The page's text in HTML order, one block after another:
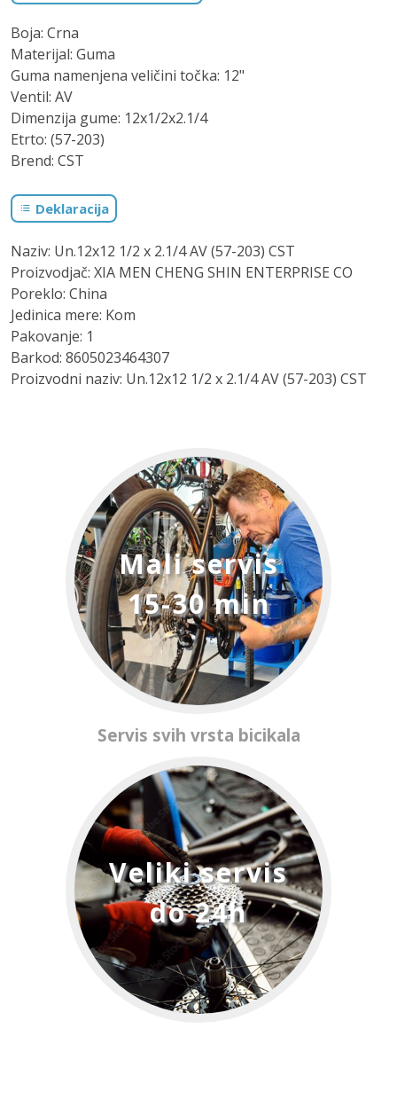
Boja: Crna
Materijal: Guma
Guma namenjena veličini točka: 12"
Ventil: AV
Dimenzija gume: 12x1/2x2.1/4
Etrto: (57-203)
Brend: CST
Deklaracija
Naziv: Un.12x12 1/2 x 2.1/4 AV (57-203) CST
Proizvodjač: XIA MEN CHENG SHIN ENTERPRISE CO
Poreklo: China
Jedinica mere: Kom
Pakovanje: 1
Barkod: 8605023464307
Proizvodni naziv: Un.12x12 1/2 x 2.1/4 AV (57-203) CST
Mali servis
15-30 min
Servis svih vrsta bicikala
Veliki servis
do 24h